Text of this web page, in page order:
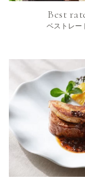
Best
ベストレー